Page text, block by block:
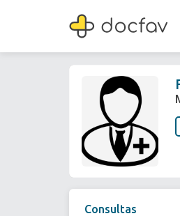
Francisco
Médico general
Consultas